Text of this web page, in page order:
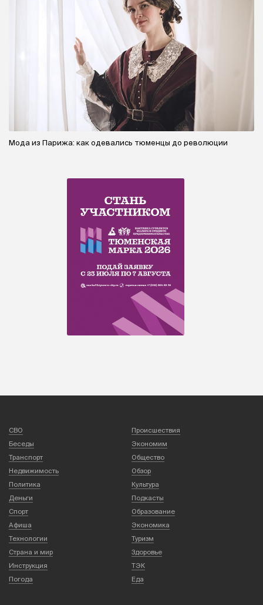
Мода из Парижа: как одевались тюменцы до революции
СВО
Происшествия
Беседы
Экономим
Транспорт
Общество
Недвижимость
Обзор
Политика
Культура
Деньги
Подкасты
Спорт
Образование
Афиша
Экономика
Технологии
Туризм
Страна и мир
Здоровье
Инструкция
ТЭК
Погода
Еда